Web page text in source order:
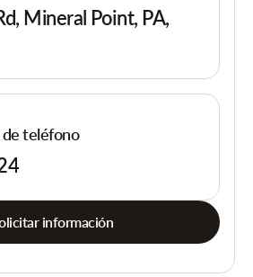
Mineral Point, PA,
teléfono
información